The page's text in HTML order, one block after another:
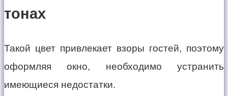
тонах
Такой цвет привлекает взоры гостей, поэтому
оформляя окно, необходимо устранить
имеющиеся недостатки.